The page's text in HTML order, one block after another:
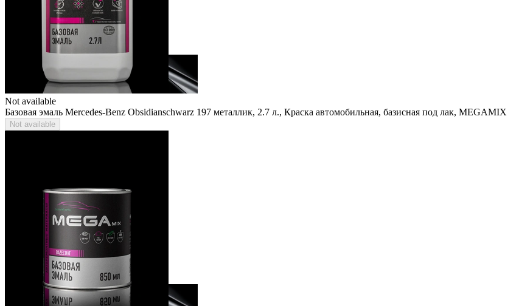
Not available
Базовая эмаль Mercedes-Benz Obsidianschwarz 197 металлик, 2.7 л., Краска автомобильная, базисная под лак, MEGAMIX
Not available